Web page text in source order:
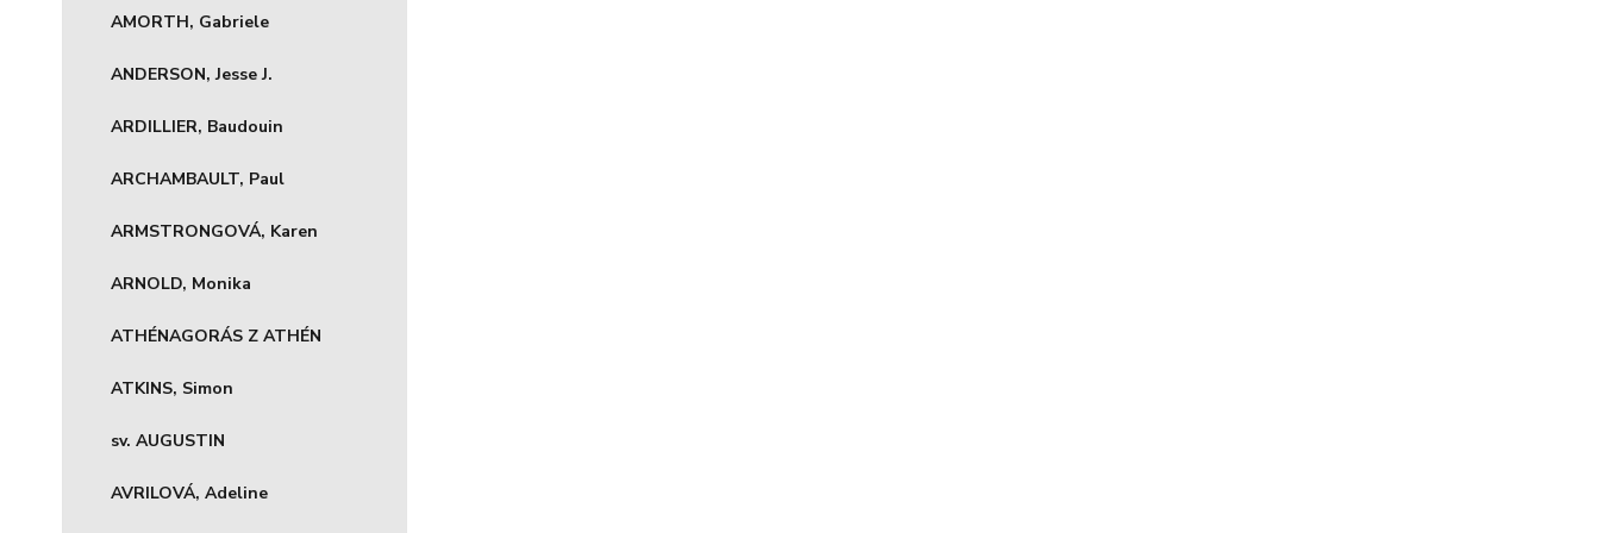
AMORTH, Gabriele
ANDERSON, Jesse J.
ARDILLIER, Baudouin
ARCHAMBAULT, Paul
ARMSTRONGOVÁ, Karen
ARNOLD, Monika
ATHÉNAGORÁS Z ATHÉN
ATKINS, Simon
sv. AUGUSTIN
AVRILOVÁ, Adeline